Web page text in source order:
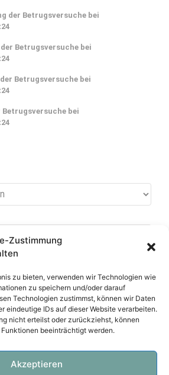
Zustimmung
zu bieten, verwenden wir Technologien wie
zu speichern und/oder darauf
Technologien zustimmst, können wir Daten
eindeutige IDs auf dieser Website verarbeiten.
nicht erteilst oder zurückziehst, können
beeinträchtigt werden.
Akzeptieren
der Betrugsversuche bei
Betrugsversuche bei
Betrugsversuche bei
bei